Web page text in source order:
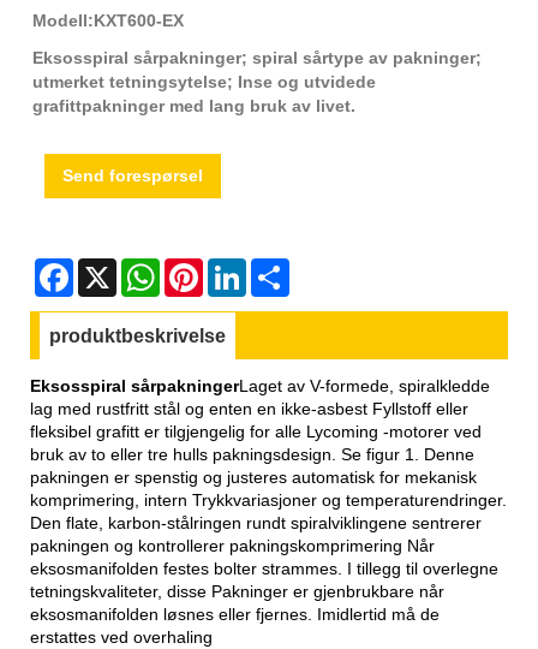
Modell:KXT600-EX
Eksosspiral sårpakninger; spiral sårtype av pakninger;
utmerket tetningsytelse; Inse og utvidede
grafittpakninger med lang bruk av livet.
Send forespørsel
Facebook
X WhatsAppPinterestLinkedIn
produktbeskrivelse
Eksosspiral sårpakningerLaget av V-formede, spiralkledde
lag med rustfritt stål og enten en ikke-asbest Fyllstoff eller
fleksibel grafitt er tilgjengelig for alle Lycoming -motorer ved
bruk av to eller tre hulls pakningsdesign. Se figur 1. Denne
pakningen er spenstig og justeres automatisk for mekanisk
komprimering, intern Trykkvariasjoner og temperaturendringer.
Den flate, karbon-stålringen rundt spiralviklingene sentrerer
pakningen og kontrollerer pakningskomprimering Når
eksosmanifolden festes bolter strammes. I tillegg til overlegne
tetningskvaliteter, disse Pakninger er gjenbrukbare når
eksosmanifolden løsnes eller fjernes. Imidlertid må de
erstattes ved overhaling